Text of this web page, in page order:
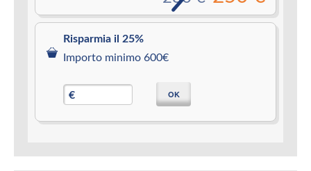
Risparmia il 25%
Importo minimo 600€
€ OK